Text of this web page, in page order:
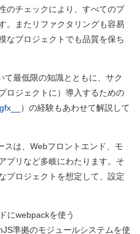
のチェックにより、すべてのプ
。またリファクタリングも容易
なプロジェクトでも品質を保ち
て最低限の知識とともに、サク
ロジェクトに） 導入するための
） の経験もあわせて解説して
スは、Webフロントエンド、モ
プリなど多岐にわたります。そ
プロジェクトを想定して、設定
にwebpackを使う
準拠のモジュールシステムを使